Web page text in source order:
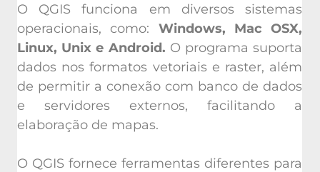
O QGIS funciona em diversos sistemas
operacionais, como: Windows, Mac OSX,
Linux, Unix e Android. O programa suporta
dados nos formatos vetoriais e raster, além
de permitir a conexão com banco de dados
e servidores externos, facilitando a
elaboração de mapas.
O QGIS fornece ferramentas diferentes para